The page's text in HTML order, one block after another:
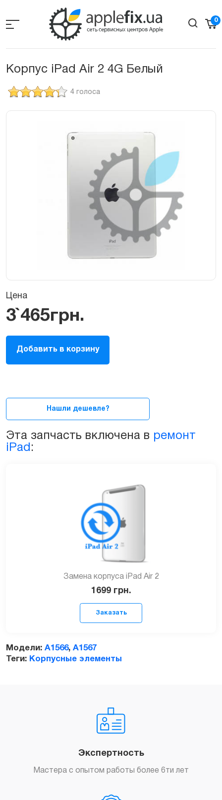
the
0
Корпус iPad Air 2 4G Белый
4 голоса
Цена
3`465грн.
Корпус
iPad
Air
A1566
Добавить в корзину
Нашли дешевле?
Эта запчасть включена в ремонт
iPad :
Замена корпуса iPad Air 2
1699 грн.
Модели: A1566, A1567
Теги: Корпусные элементы
Экспертность
Мастера с опытом работы более 6ти лет